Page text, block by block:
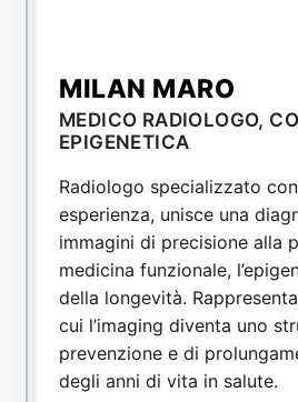
MILAN MARO
MEDICO RADIOLOGO,
EPIGENETICA
Radiologo specializzato
esperienza, unisce una
immagini di precisione alla
medicina funzionale,
della longevità.
cui l’imaging diventa uno
prevenzione e di
degli anni di vita in salute.